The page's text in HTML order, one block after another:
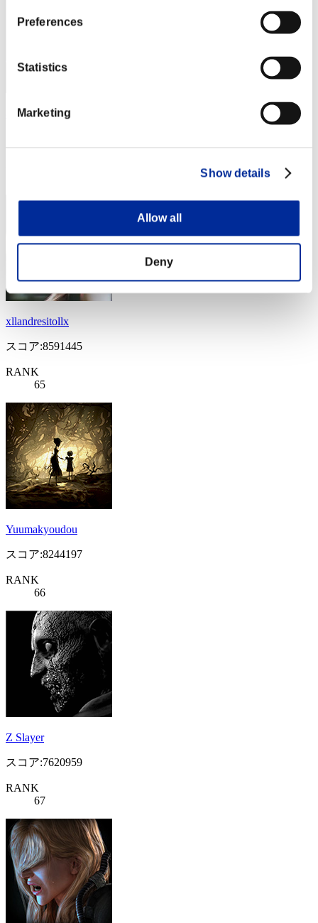
Preferences
Statistics
Marketing
Show details
Allow all
Deny
a-e0317
xllandresitollx
スコア:8591445
RANK
65
Yuumakyoudou
スコア:8244197
RANK
66
Z Slayer
スコア:7620959
RANK
67